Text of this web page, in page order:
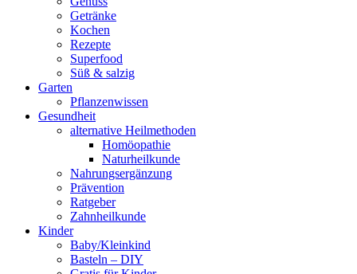
Getränke
Kochen
Rezepte
Superfood
Süß & salzig
Garten
Pflanzenwissen
Gesundheit
alternative Heilmethoden
Homöopathie
Naturheilkunde
Nahrungsergänzung
Prävention
Ratgeber
Zahnheilkunde
Kinder
Baby/Kleinkind
Basteln – DIY